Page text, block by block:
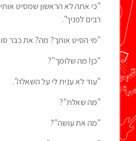
"כי אתה לא הראשון שמסיט אותי
רבים לפניך".
"מי הסיט אותך? מה? את כבר
"כן! מה שלומך"?
"עוד לא ענית לי על השאלה".
"מה שאלת"?
"מה את עושה"?